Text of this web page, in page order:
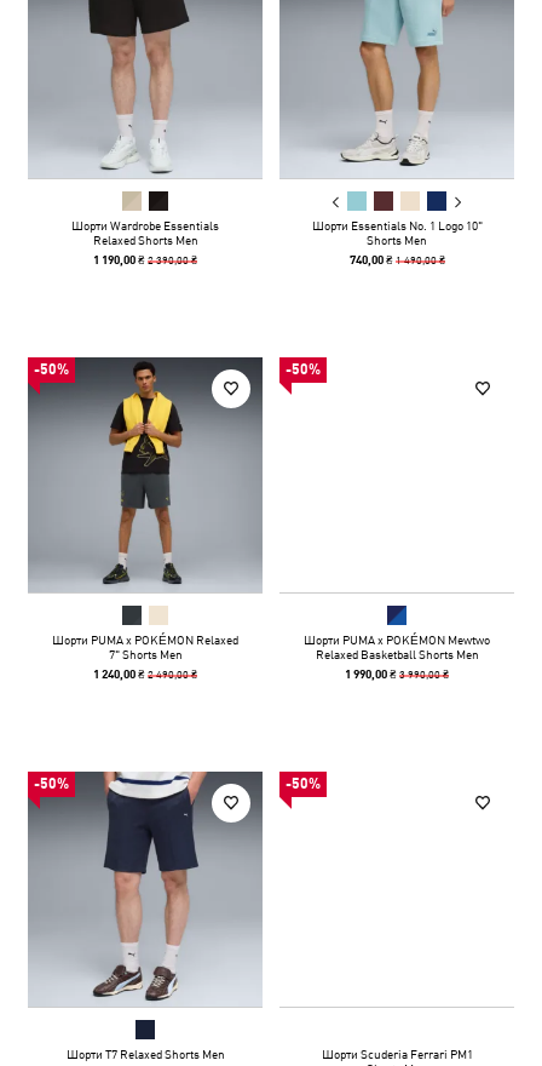
Шорти Wardrobe Essentials
Relaxed Shorts Men
1 190,00 ₴2 390,00 ₴
Шорти Essentials No. 1 Logo 10"
Shorts Men
740,00 ₴ 1 490,00 ₴
-50%
Шорти PUMA x POKÉMON Relaxed
7" Shorts Men
1 240,00 ₴2 490,00 ₴
-50%
Шорти PUMA x POKÉMON Mewtwo
Relaxed Basketball Shorts Men
1 990,00 ₴3 990,00 ₴
-50%
Шорти T7 Relaxed Shorts Men
-50%
Шорти Scuderia Ferrari PM1